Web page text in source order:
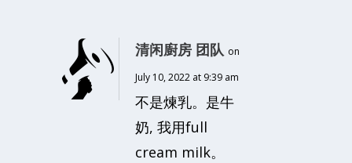
清闲廚房 团队 on
July 10, 2022 at 9:39 am
不是煉乳。是牛
奶, 我用full
cream milk。